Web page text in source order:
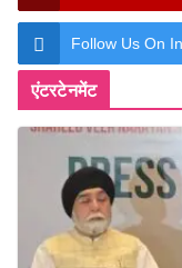
Follow Us On
एंटरटेनमेंट